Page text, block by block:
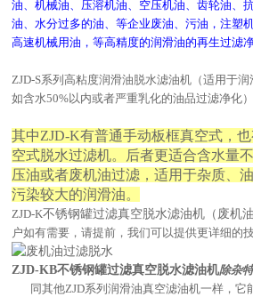
油、机械油、压溶机油、空压机油、齿轮油、
油、水分过多的油、等企业废油、污油，注塑
高速机械用油，等高精度的润滑油的再生过滤净
ZJD-S系列高粘度润滑油脱水滤油机（适用于
如含水50%以内或者严重乳化的油品过滤净化）
其中ZJD-K有普通手动板框真空式，
空式脱水过滤机。后者更适合含水量
压油或者废机油过滤，适用于杂质、
污染较大的润滑油。
ZJD-K不锈钢罐过滤真空脱水滤油机（废机
户如有需要，请提前，我们可以提供更详细的
ZJD-KB不锈钢罐过滤真空脱水滤油机除杂
同其他ZJD系列润滑油真空滤油机一样，它